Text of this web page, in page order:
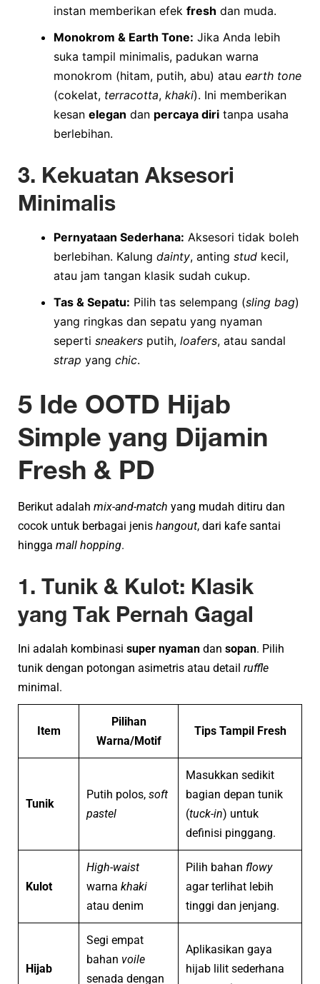
instan memberikan efek fresh dan muda.
Monokrom & Earth Tone: Jika Anda lebih
suka tampil minimalis, padukan warna
monokrom (hitam, putih, abu) atau earth tone
(cokelat, terracotta, khaki). Ini memberikan
kesan elegan dan percaya diri tanpa usaha
berlebihan.
3. Kekuatan Aksesori
Minimalis
Pernyataan Sederhana: Aksesori tidak boleh
berlebihan. Kalung dainty, anting stud kecil,
atau jam tangan klasik sudah cukup.
Tas & Sepatu: Pilih tas selempang (sling bag)
yang ringkas dan sepatu yang nyaman
seperti sneakers putih, loafers, atau sandal
strap yang chic.
5 Ide OOTD Hijab
Simple yang Dijamin
Fresh & PD
Berikut adalah mix-and-match yang mudah ditiru dan
cocok untuk berbagai jenis hangout, dari kafe santai
hingga mall hopping.
1. Tunik & Kulot: Klasik
yang Tak Pernah Gagal
Ini adalah kombinasi super nyaman dan sopan. Pilih
tunik dengan potongan asimetris atau detail ruffle
minimal.
Item
Pilihan
Warna/Motif
Tips Tampil Fresh
Tunik
Putih polos, soft
pastel
Masukkan sedikit
bagian depan tunik
(tuck-in) untuk
definisi pinggang.
Kulot
High-waist
warna khaki
atau denim
Pilih bahan flowy
agar terlihat lebih
tinggi dan jenjang.
Hijab
Segi empat
bahan voile
senada dengan
Aplikasikan gaya
hijab lilit sederhana